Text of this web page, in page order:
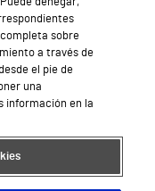
el trabajo
sobre
a través de
el pie de
una
información en la